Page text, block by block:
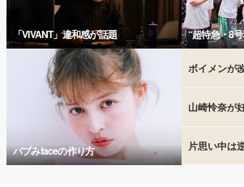
「VIVANT」違和感が話題 “超特急・8
バブみfaceの作り方
ボイメンが
山崎怜奈が
片思い中は